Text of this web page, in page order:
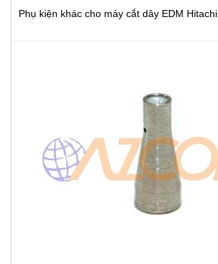
Phụ kiện khác cho máy cắt dây EDM Hitachi